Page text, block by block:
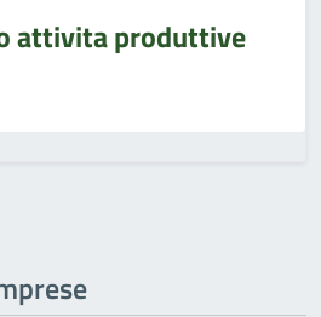
attivita produttive